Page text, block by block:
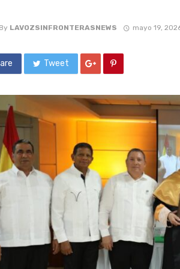
By LAVOZSINFRONTERASNEWS mayo 19,
Tweet